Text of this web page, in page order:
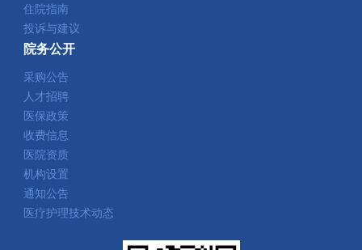
住院指南
投诉与建议
院务公开
采购公告
人才招聘
医保政策
收费信息
医院资质
机构设置
通知公告
医疗护理技术动态